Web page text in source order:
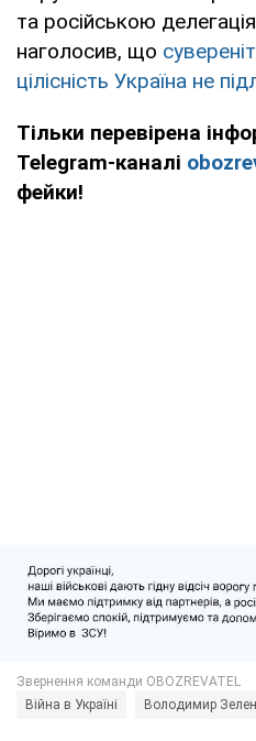
та російською
наголосив, що
цілісність Україна не
Тільки перевірена
Telegram-каналі
фейки!
Війна в Україні Володимир